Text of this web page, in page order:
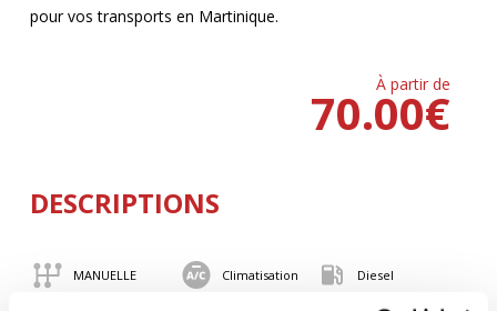
pour vos transports en Martinique.
À partir de
€
70.00
DESCRIPTIONS
MANUELLE Climatisation Diesel